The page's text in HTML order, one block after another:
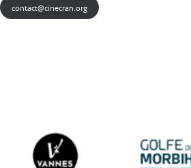
contact@cinecran.org